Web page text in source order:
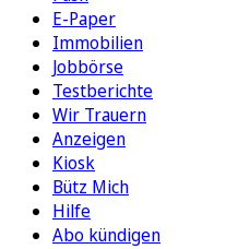
E-Paper
Immobilien
Jobbörse
Testberichte
Wir Trauern
Anzeigen
Kiosk
Bütz Mich
Hilfe
Abo kündigen